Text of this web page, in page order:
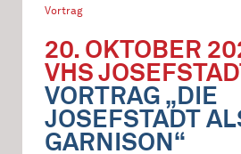
Vortrag
20. OKTOBER
VHS
VORTRAG „DIE
JOSEFSTADT
GARNISON“